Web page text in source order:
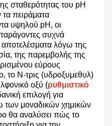
σταθερότητας του pH
πειράματα
υψηλού pH, οι
συχνά
αποτελέσματα λόγω της
της παρεμβολής της
εύρους
το N-τρις (υδροξυμεθυλ)
οξύ (ρυθμιστικό
επιλογή για
των μοναδικών χημικών
θα αναλύσει πώς το